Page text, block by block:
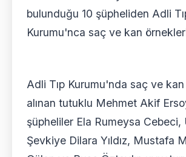
bulunduğu 10 şüpheliden Adli
Kurumu'nca saç ve kan örnekleri
Adli Tıp Kurumu'nda saç ve
alınan tutuklu Mehmet Akif
şüpheliler Ela Rumeysa
Şevkiye Dilara Yıldız, Mustafa